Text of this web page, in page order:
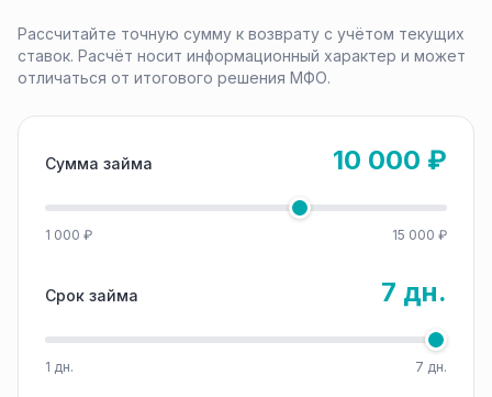
Рассчитайте точную сумму к возврату с учётом текущих
ставок. Расчёт носит информационный характер и может
отличаться от итогового решения МФО.
Сумма займа 10 000 ₽
1 000 ₽ 15 000 ₽
Срок займа 7 дн.
1 дн. 7 дн.